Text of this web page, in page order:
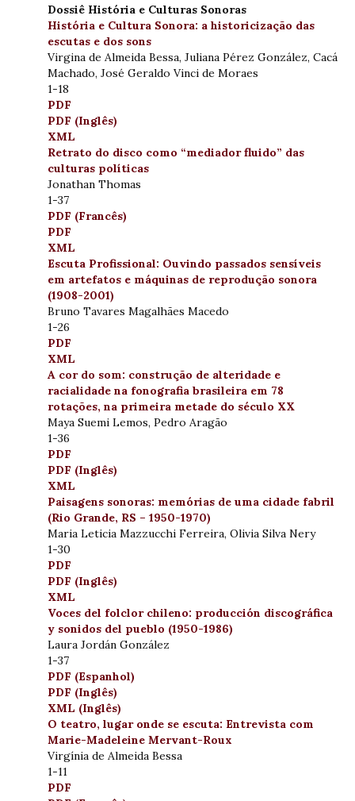
Dossiê História e Culturas Sonoras
História e Cultura Sonora: a historicização das
escutas e dos sons
Virgina de Almeida Bessa, Juliana Pérez González, Cacá
Machado, José Geraldo Vinci de Moraes
1-18
PDF
PDF (Inglês)
XML
Retrato do disco como “mediador fluido” das
culturas políticas
Jonathan Thomas
1-37
PDF (Francês)
PDF
XML
Escuta Profissional: Ouvindo passados sensíveis
em artefatos e máquinas de reprodução sonora
(1908-2001)
Bruno Tavares Magalhães Macedo
1-26
PDF
XML
A cor do som: construção de alteridade e
racialidade na fonografia brasileira em 78
rotações, na primeira metade do século XX
Maya Suemi Lemos, Pedro Aragão
1-36
PDF
PDF (Inglês)
XML
Paisagens sonoras: memórias de uma cidade fabril
(Rio Grande, RS – 1950-1970)
Maria Leticia Mazzucchi Ferreira, Olivia Silva Nery
1-30
PDF
PDF (Inglês)
XML
Voces del folclor chileno: producción discográfica
y sonidos del pueblo (1950-1986)
Laura Jordán González
1-37
PDF (Espanhol)
PDF (Inglês)
XML (Inglês)
O teatro, lugar onde se escuta: Entrevista com
Marie-Madeleine Mervant-Roux
Virgínia de Almeida Bessa
1-11
PDF